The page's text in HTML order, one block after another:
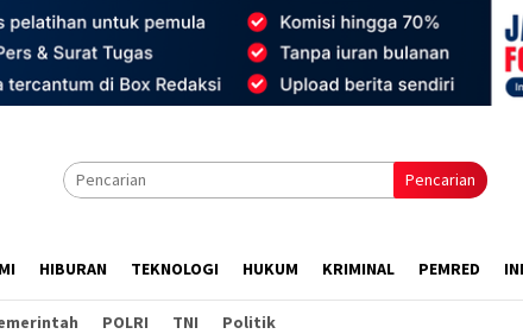
Pencarian
HIBURAN TEKNOLOGI HUKUM KRIMINAL PEMRED
POLRI TNI Politik